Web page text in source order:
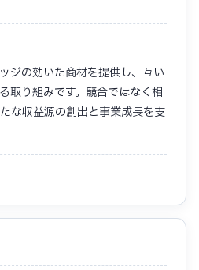
ジの効いた商材を提供し、互い
取り組みです。競合ではなく相
な収益源の創出と事業成長を支